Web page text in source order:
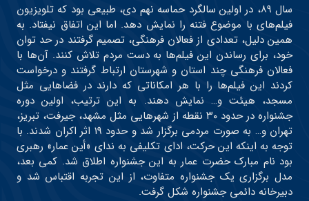
سال ۸۹، در اولین سالگرد حماسه نهم دی، طبیعی بود که تلویزیون
فیلم‌های با موضوع فتنه را نمایش دهد. اما این اتفاق نیفتاد. به
همین دلیل، تعدادی از فعالان فرهنگی، تصمیم گرفتند در حد توان
خود، برای رساندن این فیلم‌ها به دست مردم تلاش کنند. آن‌ها با
فعالان فرهنگی چند استان و شهرستان ارتباط گرفتند و درخواست
کردند این فیلم‌ها را با هر امکاناتی که دارند در فضاهایی مثل
مسجد، هیئت و… نمایش دهند. به این ترتیب، اولین دوره
جشنواره در حدود ۳۰ نقطه از شهرهایی مثل مشهد، جیرفت، تبریز،
تهران و… به صورت مردمی برگزار شد و حدود ۱۹ اثر اکران شدند. با
توجه به اینکه این حرکت، ادای تکلیفی به ندای «أین عمار» رهبری
بود نام مبارک حضرت عمار به این جشنواره اطلاق شد. کمی بعد،
مدل برگزاری یک جشنواره متفاوت، از این تجربه اقتباس شد و
دبیرخانه دائمی جشنواره شکل گرفت.